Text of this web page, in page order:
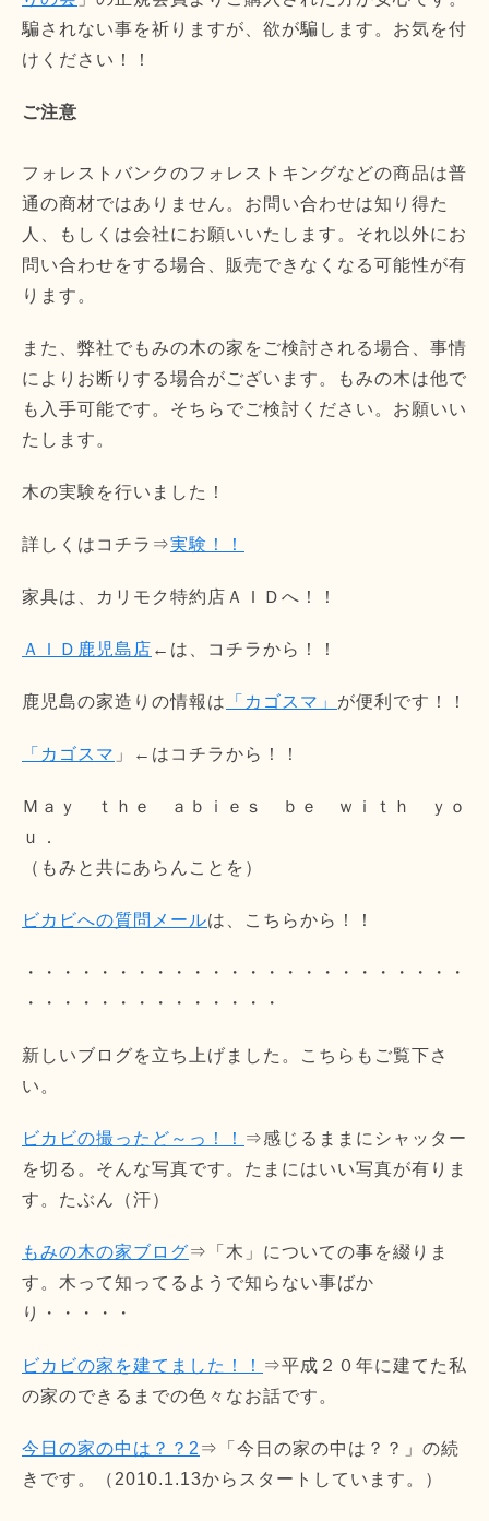
騙されない事を祈りますが、欲が騙します。お気を付
けください！！
ご注意
フォレストバンクのフォレストキングなどの商品は普
通の商材ではありません。お問い合わせは知り得た
人、もしくは会社にお願いいたします。それ以外にお
問い合わせをする場合、販売できなくなる可能性が有
ります。
また、弊社でもみの木の家をご検討される場合、事情
によりお断りする場合がございます。もみの木は他で
も入手可能です。そちらでご検討ください。お願いい
たします。
木の実験を行いました！
詳しくはコチラ⇒実験！！
家具は、カリモク特約店ＡＩＤへ！！
ＡＩＤ鹿児島店 ←は、コチラから！！
鹿児島の家造りの情報は 「カゴスマ」 が便利です！！
「カゴスマ 」←はコチラから！！
Ｍａｙ ｔｈｅ ａｂｉｅｓ ｂｅ ｗｉｔｈ ｙｏ
ｕ．
（もみと共にあらんことを）
ビカビへの質問メールは、こちらから！！
・・・・・・・・・・・・・・・・・・・・・・・・
・・・・・・・・・・・・・・
新しいブログを立ち上げました。こちらもご覧下さ
い。
ビカビの撮ったど～っ！！ ⇒感じるままにシャッター
を切る。そんな写真です。たまにはいい写真が有りま
す。たぶん（汗）
もみの木の家ブログ⇒「木」についての事を綴りま
す。木って知ってるようで知らない事ばか
り・・・・・
ビカビの家を建てました！！ ⇒平成２０年に建てた私
の家のできるまでの色々なお話です。
今日の家の中は？？2 ⇒「今日の家の中は？？」の続
きです。（2010.1.13からスタートしています。）